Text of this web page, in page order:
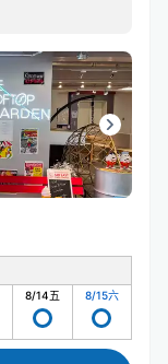
8/14五 8/15六